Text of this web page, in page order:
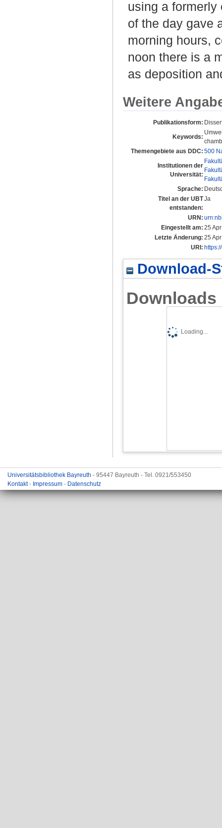
using a formerly
of the day gave
morning hours,
noon there is a
as deposition
Weitere
Publikationsform:
Keywords:
Themengebiete aus DDC: 500
Institutionen der
Universität:
Sprache:
Titel an der UBT
entstanden:
Ja
URN:
Eingestellt am: 25
Letzte Änderung: 25
URI:
Download-
Downloads
Loading...
Universitätsbibliothek Bayreuth - 95447 Bayreuth - Tel. 0921/553450
Kontakt- Impressum - Datenschutz